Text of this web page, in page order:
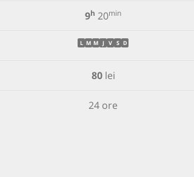
9h 20min
L M M J V S D
80lei
24 ore